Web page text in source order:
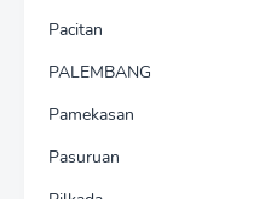
Pacitan
PALEMBANG
Pamekasan
Pasuruan